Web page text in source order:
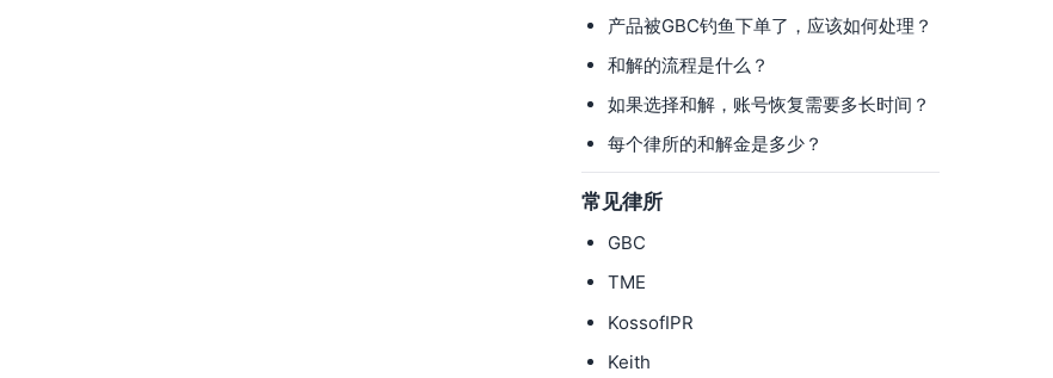
产品被GBC钓鱼下单了，应该如何处理？
和解的流程是什么？
如果选择和解，账号恢复需要多长时间？
每个律所的和解金是多少？
常见律所
GBC
TME
KossofIPR
Keith